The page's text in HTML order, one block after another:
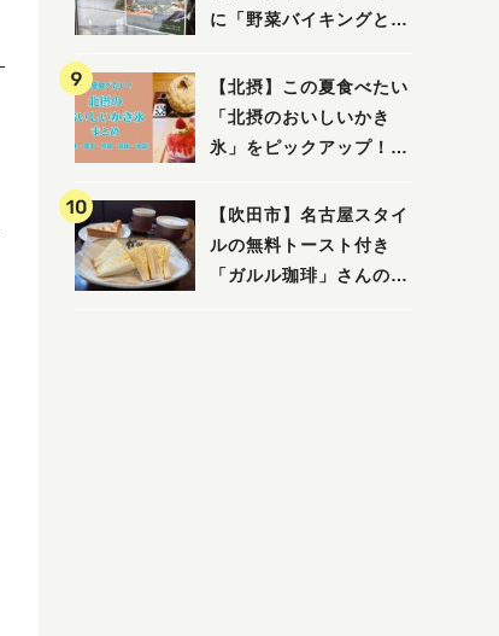
に「野菜バイキングと飲
里店」がオープン予定！
【北摂】この夏食べたい
「北摂のおいしいかき
氷」をピックアップ！
面・池田）
【吹田市】名古屋スタイ
ルの無料トースト付き
「ガルル珈琲」さんのお